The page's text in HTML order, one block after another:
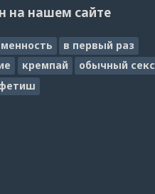
на нашем сайте
в первый раз
кремпай
обычный секс